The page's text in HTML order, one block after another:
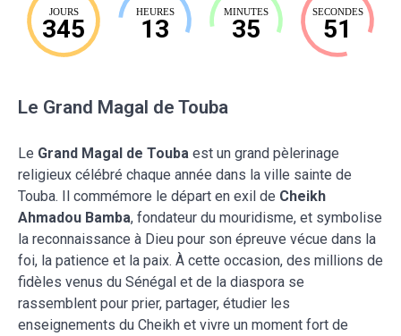
JOURS
345
HEURES
13
MINUTES
35
SECONDES
50
Le Grand Magal de Touba
Le Grand Magal de Touba est un grand pèlerinage
religieux célébré chaque année dans la ville sainte de
Touba. Il commémore le départ en exil de Cheikh
Ahmadou Bamba, fondateur du mouridisme, et symbolise
la reconnaissance à Dieu pour son épreuve vécue dans la
foi, la patience et la paix. À cette occasion, des millions de
fidèles venus du Sénégal et de la diaspora se
rassemblent pour prier, partager, étudier les
enseignements du Cheikh et vivre un moment fort de